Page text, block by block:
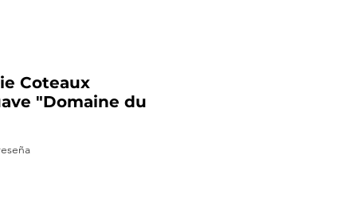
Coteaux
"Domaine du
es de 5.0 de 5 estrellas